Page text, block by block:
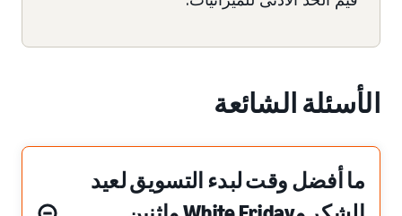
الأسئلة الشائعة
ما أفضل وقت لبدء التسويق لعيد